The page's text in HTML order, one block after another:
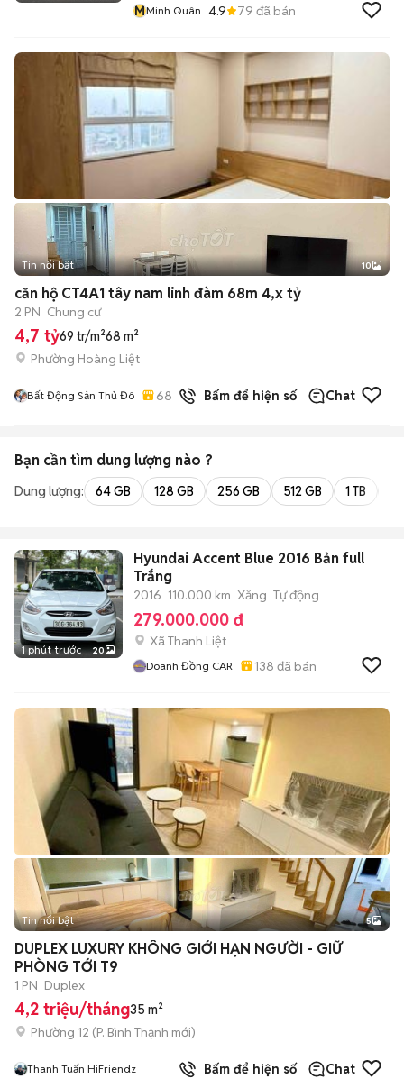
MMinh Quân 4.9 79 đã bán
+2
Tin nổi bật 10
căn hộ CT4A1 tây nam linh đàm 68m 4,x tỷ
2 PN Chung cư
4,7 tỷ69 tr/m²68 m²
Phường Hoàng Liệt
Bất Động Sản Thủ Đô 68 đã bánBấm để hiện số Chat
Bạn cần tìm dung lượng nào ?
Dung lượng: 64 GB 128 GB 256 GB 512 GB 1 TB
1 phút trước 20
Hyundai Accent Blue 2016 Bản full
Trắng
2016 110.000 km Xăng Tự động
279.000.000 đ
Xã Thanh Liệt
Doanh Đồng CAR 138 đã bán
Tin nổi bật 5
DUPLEX LUXURY KHÔNG GIỚI HẠN NGƯỜI - GIỮ
PHÒNG TỚI T9
1 PN Duplex
4,2 triệu/tháng35 m²
Phường 12 (P. Bình Thạnh mới)
Thanh Tuấn HiFriendz Bấm để hiện số Chat